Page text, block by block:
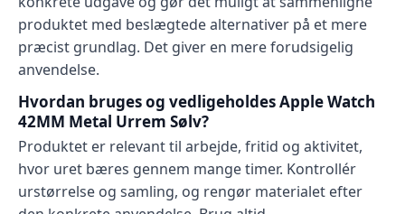
produktet med beslægtede alternativer på et mere
præcist grundlag. Det giver en mere forudsigelig
anvendelse.
Hvordan bruges og vedligeholdes Apple Watch
42MM Metal Urrem Sølv?
Produktet er relevant til arbejde, fritid og aktivitet,
hvor uret bæres gennem mange timer. Kontrollér
urstørrelse og samling, og rengør materialet efter